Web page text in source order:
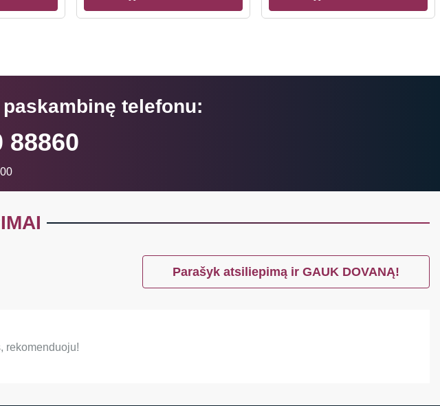
telefonu:
88860
Parašyk atsiliepimą ir GAUK DOVANĄ!
rekomenduoju!